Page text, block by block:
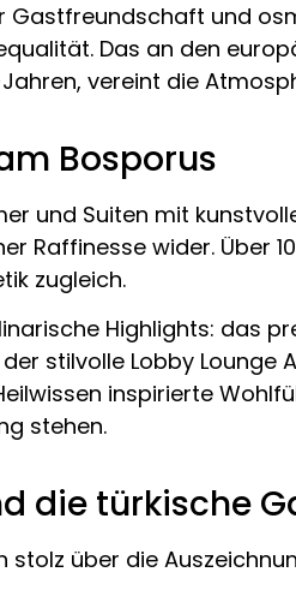
und
Das an den
vereint die
Bosporus
und Suiten mit
Raffinesse wider. Über
zugleich.
Highlights: das
stilvolle Lobby
inspirierte
stehen.
die türkische
stolz über die